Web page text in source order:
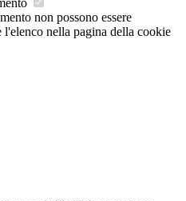
non possono essere
nella pagina della cookie